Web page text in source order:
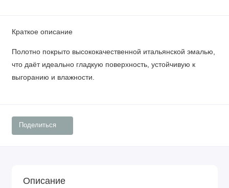
Краткое описание
Полотно покрыто высококачественной итальянской эмалью,
что даёт идеально гладкую поверхность, устойчивую к
выгоранию и влажности.
Поделиться
Описание